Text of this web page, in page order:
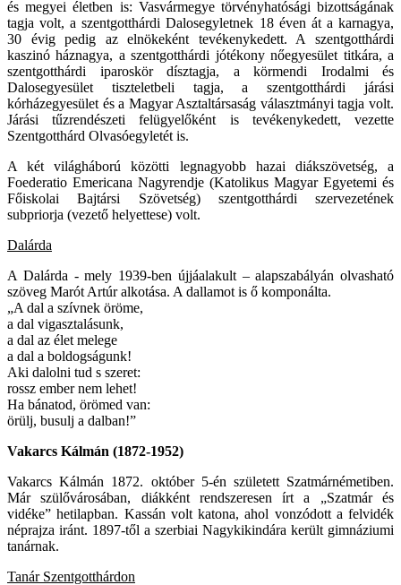
és megyei életben is: Vasvármegye törvényhatósági bizottságának
tagja volt, a szentgotthárdi Dalosegyletnek 18 éven át a karnagya,
30 évig pedig az elnökeként tevékenykedett. A szentgotthárdi
kaszinó háznagya, a szentgotthárdi jótékony nőegyesület titkára, a
szentgotthárdi iparoskör dísztagja, a körmendi Irodalmi és
Dalosegyesület tiszteletbeli tagja, a szentgotthárdi járási
kórházegyesület és a Magyar Asztaltársaság választmányi tagja volt.
Járási tűzrendészeti felügyelőként is tevékenykedett, vezette
Szentgotthárd Olvasóegyletét is.
A két világháború közötti legnagyobb hazai diákszövetség, a
Foederatio Emericana Nagyrendje (Katolikus Magyar Egyetemi és
Főiskolai Bajtársi Szövetség) szentgotthárdi szervezetének
subpriorja (vezető helyettese) volt.
Dalárda
A Dalárda - mely 1939-ben újjáalakult – alapszabályán olvasható
szöveg Marót Artúr alkotása. A dallamot is ő komponálta.
„A dal a szívnek öröme,
a dal vigasztalásunk,
a dal az élet melege
a dal a boldogságunk!
Aki dalolni tud s szeret:
rossz ember nem lehet!
Ha bánatod, örömed van:
örülj, busulj a dalban!”
Vakarcs Kálmán (1872-1952)
Vakarcs Kálmán 1872. október 5-én született Szatmárnémetiben.
Már szülővárosában, diákként rendszeresen írt a „Szatmár és
vidéke” hetilapban. Kassán volt katona, ahol vonzódott a felvidék
néprajza iránt. 1897-től a szerbiai Nagykikindára került gimnáziumi
tanárnak.
Tanár Szentgotthárdon